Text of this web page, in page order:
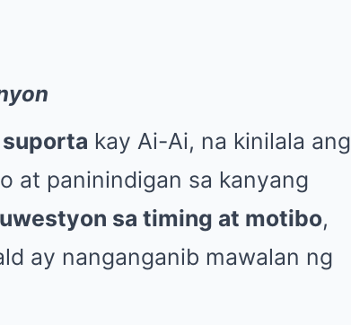
kay Ai-Ai, na kinilala ang
at paninindigan sa kanyang
sa timing at motibo,
ay nanganganib mawalan ng